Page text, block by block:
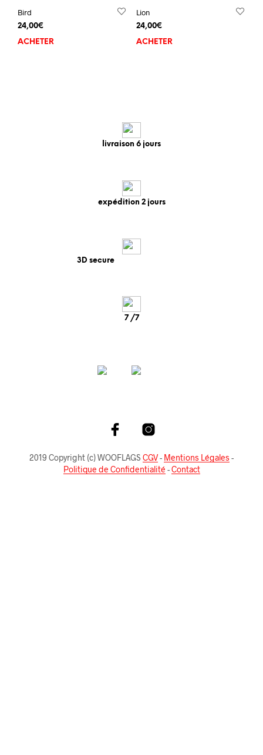
Bird
24,00€
ACHETER
Lion
24,00€
ACHETER
livraison 6 jours
expédition 2 jours
3D secure
7 /7
2019 Copyright (c) WOOFLAGS CGV- Mentions Légales-
Politique de Confidentialité -Contact